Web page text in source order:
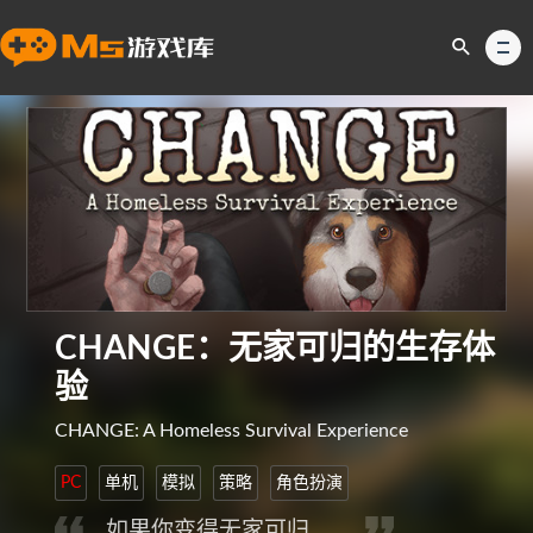
CHANGE：无家可归的生存体
验
CHANGE: A Homeless Survival Experience
PC 单机 模拟 策略 角色扮演